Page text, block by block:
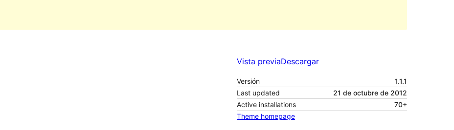
Vista previaDescargar
Versión
1.1.1
Last updated
21 de octubre de 2012
Active installations
70+
Theme homepage